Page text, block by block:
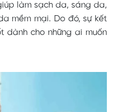
làm sạch da, sáng da,
mềm mại. Do đó, sự kết
dành cho những ai muốn